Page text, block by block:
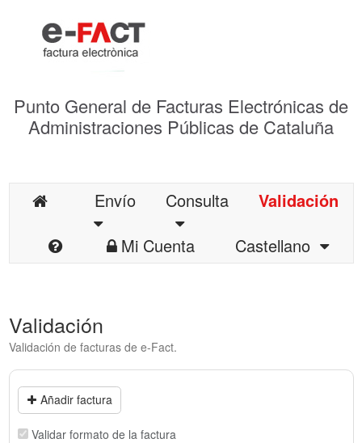
Punto General de Facturas Electrónicas de
Administraciones Públicas de Cataluña
Envío Consulta
Validación
Mi Cuenta
Castellano
Validación
Validación de facturas de e-Fact.
Añadir factura
Validar formato de la factura